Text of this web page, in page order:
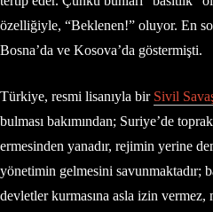
özelliğiyle, “Beklenen!” oluyor. En
Bosna’da ve Kosova’da göstermişti.
Türkiye, resmi lisanıyla bir Sivil
bulması bakımından; Suriye’de
ermesinden yanadır, rejimin yerine
yönetimin gelmesini savunmaktadır;
devletler kurmasına asla izin vermez,